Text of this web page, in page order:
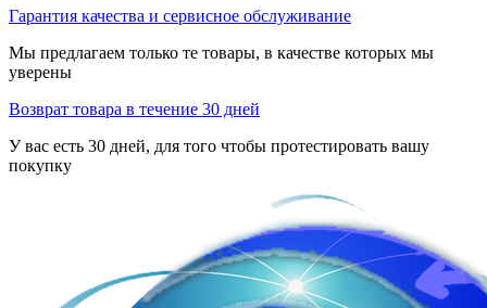
Гарантия качества и сервисное обслуживание
Мы предлагаем только те товары, в качестве которых мы
уверены
Возврат товара в течение 30 дней
У вас есть 30 дней, для того чтобы протестировать вашу
покупку